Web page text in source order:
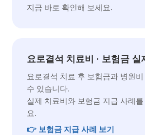
지금 바로 확인해 보세요.
요로결석 치료비 · 보험금 실
요로결석 치료 후 보험금과 병원
수 있습니다.
실제 치료비와 보험금 지급 사례를
요.
👉 보험금 지급 사례 보기